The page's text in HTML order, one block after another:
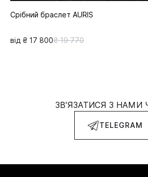
Срібний браслет AURIS
від ₴ 17 800₴ 19 770
ЗВ'ЯЗАТИСЯ З НАМИ
TELEGRAM